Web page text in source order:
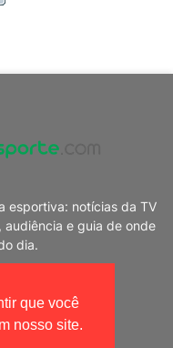
que você
nosso site.
esportiva: notícias da TV
e guia de onde
dia.